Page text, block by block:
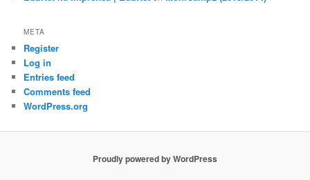
META
Register
Log in
Entries feed
Comments feed
WordPress.org
Proudly powered by WordPress